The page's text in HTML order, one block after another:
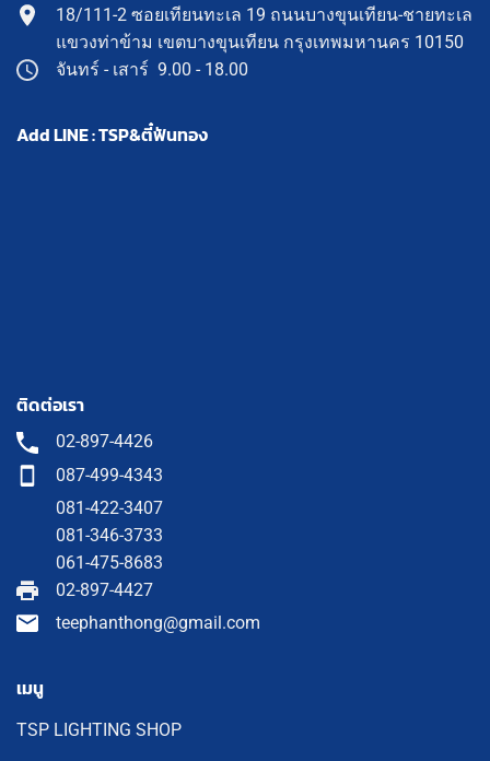
18/111-2 ซอยเทียนทะเล 19 ถนนบางขุนเทียน-ชายทะเล
แขวงท่าข้าม เขตบางขุนเทียน กรุงเทพมหานคร 10150
จันทร์ - เสาร์ 9.00 - 18.00
Add LINE : TSP&ตี๋ฟันทอง
ติดต่อเรา
02-897-4426
087-499-4343
081-422-3407
081-346-3733
061-475-8683
02-897-4427
teephanthong@gmail.com
เมนู
TSP LIGHTING SHOP